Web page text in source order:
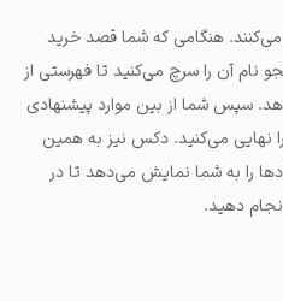
هنگامی که شما قصد خرید
نام آن را سرچ می‌کنید تا فهرستی از
سپس شما از بین موارد پیشنهادی
نهایی می‌کنید. دکس نیز به همین
را به شما نمایش می‌دهد تا در
دهید.